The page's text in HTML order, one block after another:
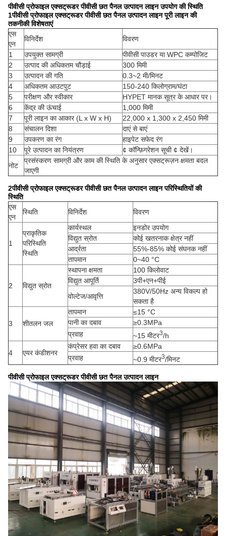
पीवीसी प्रोफाइल एक्सट्रूडर पीवीसी छत पैनल उत्पादन लाइन उपयोग की स्थिति
1पीवीसी प्रोफाइल एक्सट्रूडर पीवीसी छत पैनल उत्पादन लाइन पूरी लाइन की
तकनीकी विशेषताएं
एस
एन
विनिर्देश
विवरण
1
उपयुक्त सामग्री
पीवीसी पाउडर या WPC कम्पोजिट
2
उत्पाद की अधिकतम चौड़ाई
300 मिमी
3
उत्पादन की गति
0.3~2 मी/मिनट
4
अधिकतम आउटपुट
150-240 किलोग्राम/घंटा
5
परीक्षण और स्वीकार
HYPET मानक सूत्र के आधार पर।
6
केंद्र की ऊंचाई
1,000 मिमी
7
पूरी लाइन का आकार (L x W x H)
22,000 x 1,300 x 2,450 मिमी
8
संचालन दिशा
दाएं से बाएं
9
उपकरण का रंग
हाइपेट सफेद रंग
10
पूरे उत्पादन का नियंत्रण
¢ कॉन्फ़िगरेशन सूची ¢ देखें।
नोट
प्रसंस्करण सामग्री और काम की स्थिति के अनुसार एक्सट्रूज़न क्षमता बदल
जाएगी
2पीवीसी प्रोफाइल एक्सट्रूडर पीवीसी छत पैनल उत्पादन लाइन परिस्थितियों की
स्थिति
एस
एन
स्थिति विनिर्देश विवरण
1
प्राकृतिक
परिस्थिति
स्थिति
कार्यस्थल
इनडोर उपयोग
विद्युत स्रोत
कोई खतरनाक क्षेत्र नहीं
आर्द्रता
55%-85% कोई संघनक नहीं
तापमान
0~40 °C
2 विद्युत स्रोत
स्थापना क्षमता
100 किलोवाट
विद्युत आपूर्ति
3पी+एन+पीई
वोल्टेज/आवृत्ति
380V/50Hz अन्य विकल्प हो
सकता है
3 शीतलन जल
तापमान
≤15 °C
पानी का दबाव
≥0.3MPa
प्रवाह
~15 मीटर3/h
4 एयर कंडीशनर
कंप्रेसर हवा का दबाव
≥0.6MPa
प्रवाह
~0.9 मीटर3/मिनट
पीवीसी प्रोफाइल एक्सट्रूडर पीवीसी छत पैनल उत्पादन लाइन